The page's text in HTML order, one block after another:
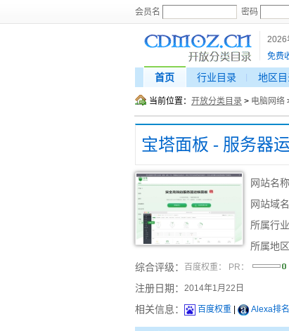
会员名 密码
2026
免费
首页 行业目录 地区
当前位置： 开放分类目录 > 电脑网络
宝塔面板 - 服务器
网站名称
网站域名
所属行业
所属地区
综合评级： 百度权重： PR：
注册日期： 2014年1月22日
相关信息： 百度权重 Alexa排